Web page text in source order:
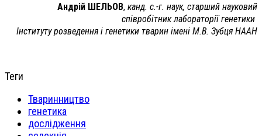
Андрій ШЕЛЬОВ, канд. с.-г. наук, старший науковий
співробітник лабораторії генетики
Інституту розведення і генетики тварин імені М.В. Зубця НААН
Теги
Тваринництво
генетика
дослідження